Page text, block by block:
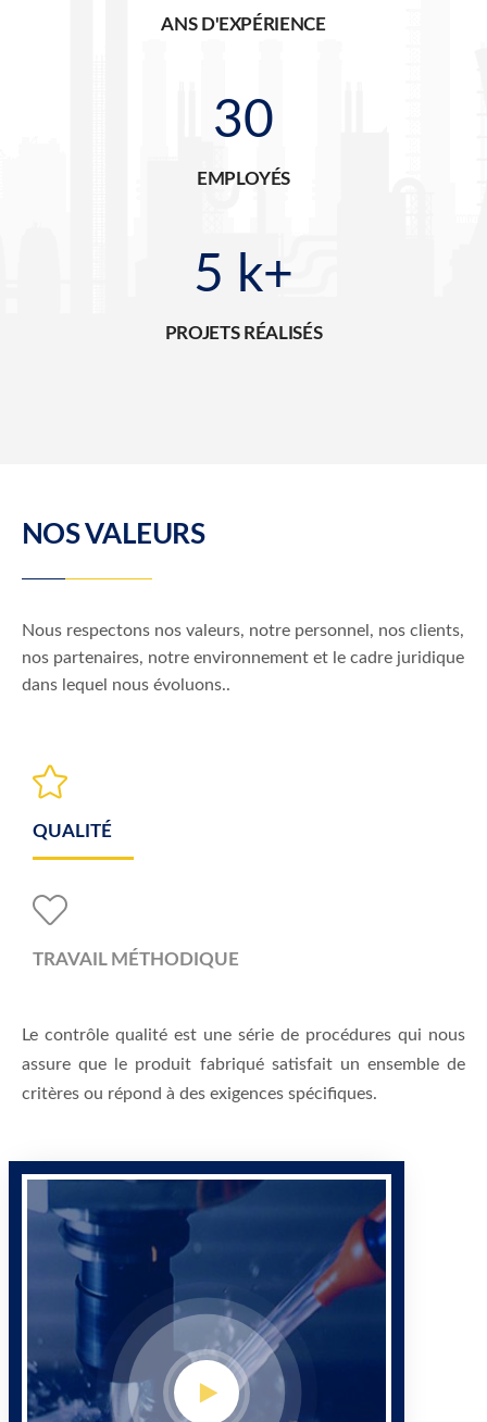
ANS D'EXPÉRIENCE
30
EMPLOYÉS
5 k+
PROJETS RÉALISÉS
NOS VALEURS
Nous respectons nos valeurs, notre personnel, nos clients,
nos partenaires, notre environnement et le cadre juridique
dans lequel nous évoluons..
QUALITÉ
TRAVAIL MÉTHODIQUE
Le contrôle qualité est une série de procédures qui nous
assure que le produit fabriqué satisfait un ensemble de
critères ou répond à des exigences spécifiques.